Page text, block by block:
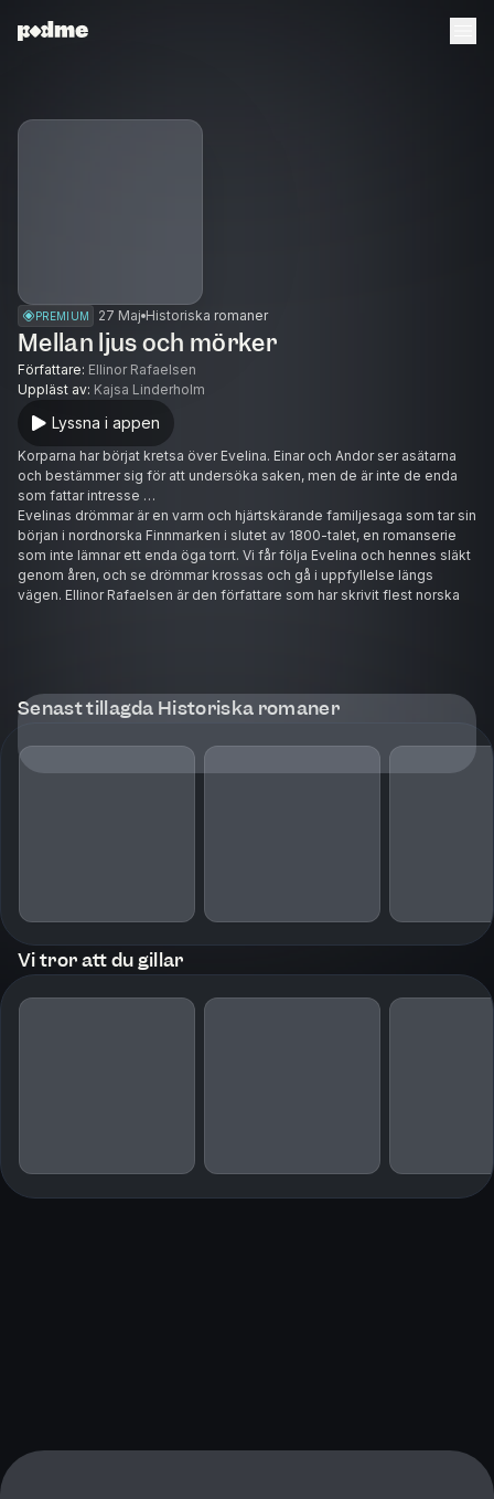
PREMIUM 27 Maj Historiska romaner
Mellan ljus och mörker
Författare: Ellinor Rafaelsen
Uppläst av: Kajsa Linderholm
Lyssna i appen
Korparna har börjat kretsa över Evelina. Einar och Andor ser asätarna
och bestämmer sig för att undersöka saken, men de är inte de enda
som fattar intresse …
Evelinas drömmar är en varm och hjärtskärande familjesaga som tar sin
början i nordnorska Finnmarken i slutet av 1800-talet, en romanserie
som inte lämnar ett enda öga torrt. Vi får följa Evelina och hennes släkt
genom åren, och se drömmar krossas och gå i uppfyllelse längs
vägen. Ellinor Rafaelsen är den författare som har skrivit flest norska
Senast tillagda Historiska romaner
Vi tror att du gillar